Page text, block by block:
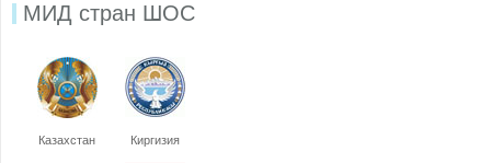
МИД стран ШОС
Казахстан Киргизия